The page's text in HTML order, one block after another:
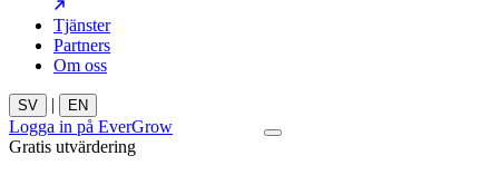
Tjänster
Partners
Om oss
SV | EN
Logga in på EverGrow
Gratis utvärdering